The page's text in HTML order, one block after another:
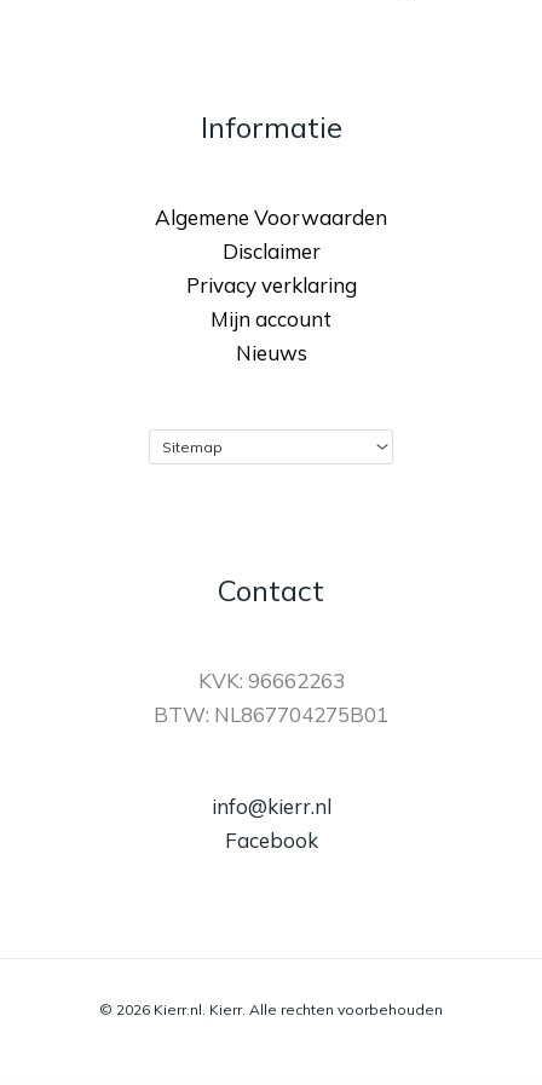
Informatie
Algemene Voorwaarden
Disclaimer
Privacy verklaring
Mijn account
Nieuws
Contact
KVK: 96662263
BTW: NL867704275B01
info@kierr.nl
Facebook
© 2026 Kierr.nl. Kierr. Alle rechten voorbehouden